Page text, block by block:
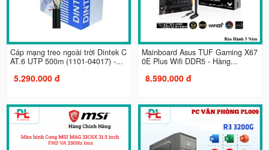
Cáp mạng treo ngoài trời Dintek C
AT.6 UTP 500m (1101-04017) -...
5.290.000 đ
Mainboard Asus TUF Gaming X67
0E Plus Wifi DDR5 - Hàng...
8.590.000 đ